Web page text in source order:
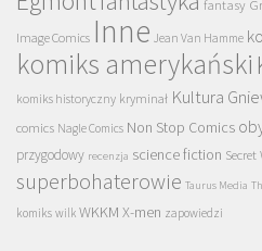
fantasy
Image Comics Inne Jean Van Hamme
komiks amerykański
komiks historyczny kryminał Kultura
comics Nagle Comics Non Stop Comics
przygodowy recenzja science fiction Secret
superbohaterowie Taurus Media
komiks wilk WKKM X-men zapowiedzi